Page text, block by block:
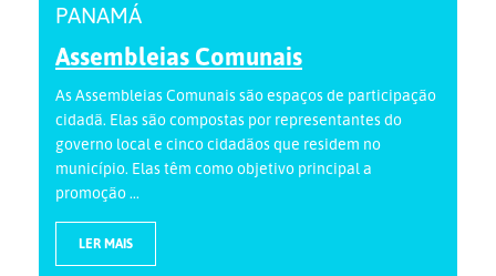
PANAMÁ
Assembleias Comunais
As Assembleias Comunais são espaços de participação
cidadã. Elas são compostas por representantes do
governo local e cinco cidadãos que residem no
município. Elas têm como objetivo principal a
promoção ...
LER MAIS